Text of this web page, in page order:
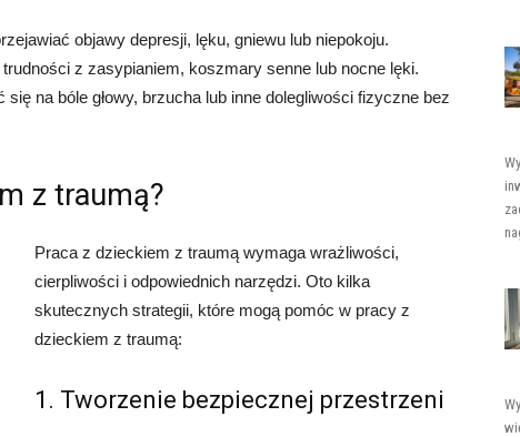
objawy depresji, lęku, gniewu lub niepokoju.
z zasypianiem, koszmary senne lub nocne lęki.
na bóle głowy, brzucha lub inne dolegliwości fizyczne bez
z traumą?
Praca z dzieckiem z traumą wymaga wrażliwości,
cierpliwości i odpowiednich narzędzi. Oto kilka
skutecznych strategii, które mogą pomóc w pracy z
dzieckiem z traumą:
1. Tworzenie bezpiecznej przestrzeni